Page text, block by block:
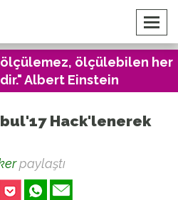
ölçülebilen her
Albert Einstein
Hack'lenerek
paylaştı